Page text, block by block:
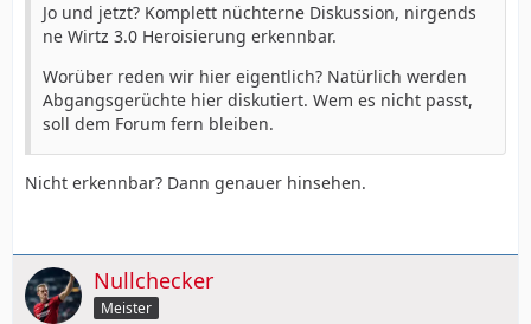
Jo und jetzt? Komplett nüchterne Diskussion, nirgends
ne Wirtz 3.0 Heroisierung erkennbar.
Worüber reden wir hier eigentlich? Natürlich werden
Abgangsgerüchte hier diskutiert. Wem es nicht passt,
soll dem Forum fern bleiben.
Nicht erkennbar? Dann genauer hinsehen.
Nullchecker
Meister